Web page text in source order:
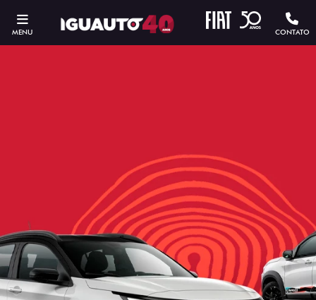
MENU CONTATO
ESTOU INTERESSADO